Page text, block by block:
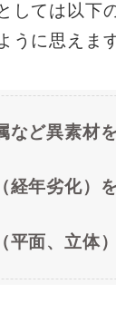
しては以下
うに思えます
など異素材
経年劣化）
平面、立体）